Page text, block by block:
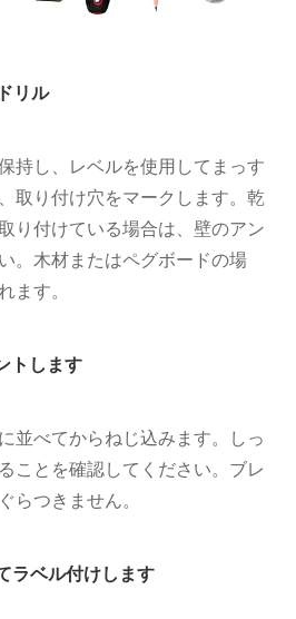
リル
持し、レベルを使用してまっす
取り付け穴をマークします。乾
り付けている場合は、壁のアン
。木材またはペグボードの場
ます。
トします
並べてからねじ込みます。しっ
ことを確認してください。ブレ
らつきません。
ラベル付けします